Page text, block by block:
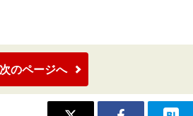
次のページへ